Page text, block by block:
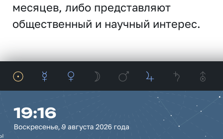
месяцев, либо представляют
общественный и научный интерес.